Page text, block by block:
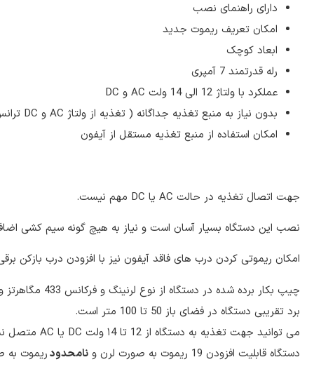
دارای راهنمای نصب
امکان تعریف ریموت جدید
ابعاد کوچک
رله قدرتمند 7 آمپری
عملکرد با ولتاژ 12 الی 14 ولت AC و DC
بدون نیاز به منبع تغذیه جداگانه ( تغذیه از ولتاژ AC و DC ترانس آیفون )
امکان استفاده از منبع تغذیه مستقل از آیفون
جهت اتصال تغذیه در حالت AC یا DC مهم نیست.
نصب این دستگاه بسیار آسان است و نیاز به هیچ گونه سیم کشی
امکان ریموتی کردن درب های فاقد آیفون نیز با افزودن درب بازکن
چیپ بکار برده شده در دستگاه از نوع لرنینگ و فرکانس 433 مگاهرتز و مدولاسیون ASK است.
برد تقریبی دستگاه در فضای باز 50 تا 100 متر است.
می توانید جهت تغذیه به دستگاه از 12 تا ۱4 ولت DC یا AC متصل نمایید.
دستگاه قابلیت افزودن 19 ریموت به صورت لرن و
نامحدودریموت به